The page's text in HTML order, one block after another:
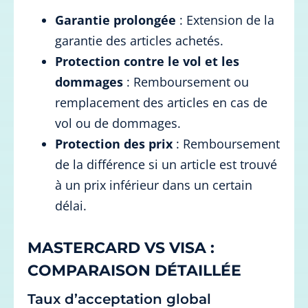
Garantie prolongée : Extension de la
garantie des articles achetés.
Protection contre le vol et les
dommages : Remboursement ou
remplacement des articles en cas de
vol ou de dommages.
Protection des prix : Remboursement
de la différence si un article est trouvé
à un prix inférieur dans un certain
délai.
MASTERCARD VS VISA :
COMPARAISON DÉTAILLÉE
Taux d’acceptation global